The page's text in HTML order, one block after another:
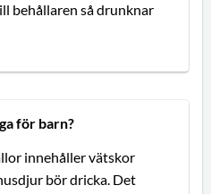
behållaren så drunknar
för barn?
innehåller vätskor
bör dricka. Det